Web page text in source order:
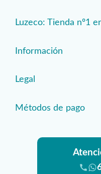
Luzeco: Tienda nº1
Información
Legal
Métodos de pago